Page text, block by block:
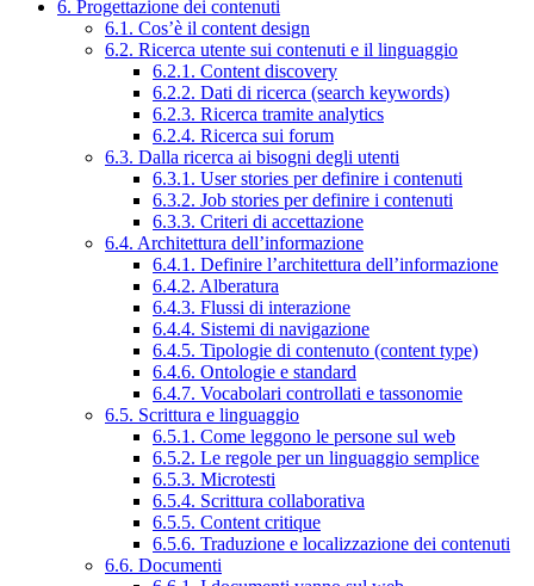
6. Progettazione dei contenuti
6.1. Cos’è il content design
6.2. Ricerca utente sui contenuti e il linguaggio
6.2.1. Content discovery
6.2.2. Dati di ricerca (search keywords)
6.2.3. Ricerca tramite analytics
6.2.4. Ricerca sui forum
6.3. Dalla ricerca ai bisogni degli utenti
6.3.1. User stories per definire i contenuti
6.3.2. Job stories per definire i contenuti
6.3.3. Criteri di accettazione
6.4. Architettura dell’informazione
6.4.1. Definire l’architettura dell’informazione
6.4.2. Alberatura
6.4.3. Flussi di interazione
6.4.4. Sistemi di navigazione
6.4.5. Tipologie di contenuto (content type)
6.4.6. Ontologie e standard
6.4.7. Vocabolari controllati e tassonomie
6.5. Scrittura e linguaggio
6.5.1. Come leggono le persone sul web
6.5.2. Le regole per un linguaggio semplice
6.5.3. Microtesti
6.5.4. Scrittura collaborativa
6.5.5. Content critique
6.5.6. Traduzione e localizzazione dei contenuti
6.6. Documenti